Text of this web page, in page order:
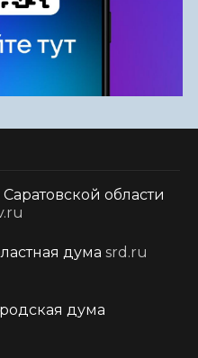
области
дума srd.ru
дума